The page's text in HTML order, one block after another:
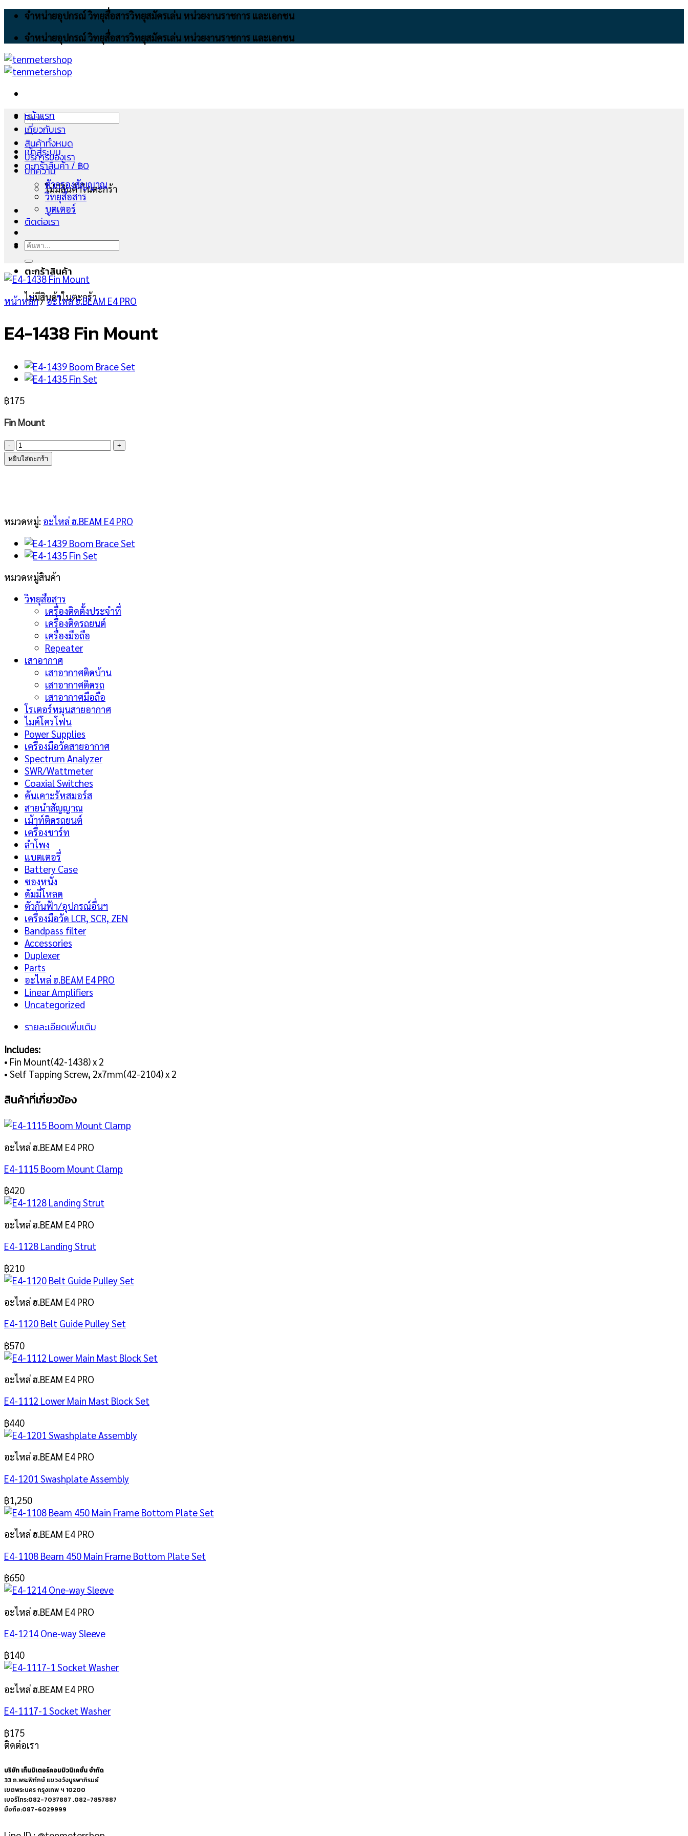
Skip
content
จำหน่ายอุปกรณ์ วิทยุสื่อสารวิทยุสมัครเล่น หน่วยงานราชการ และเอกชน
จำหน่ายอุปกรณ์ วิทยุสื่อสารวิทยุสมัครเล่น หน่วยงานราชการ และเอกชน
ค้นหา:
เข้าสู่ระบบ
ตะกร้าสินค้า /฿0
ไม่มีสินค้าในตะกร้า
ตะกร้าสินค้า
ไม่มีสินค้าในตะกร้า
หน้าแรก
เกี่ยวกับเรา
สินค้าทั้งหมด
บริการของเรา
บทความ
ตัวกรองสัญญาณ
วิทยุสื่อสาร
บูตเตอร์
ติดต่อเรา
ค้นหา:
หน้าหลัก/อะไหล่ ฮ.BEAM E4 PRO
E4-1438 Fin Mount
฿175
Fin Mount
จำนวน
E4-
1438
หยิบใส่ตะกร้า
หมวดหมู่: อะไหล่ ฮ.BEAM E4 PRO
หมวดหมู่สินค้า
วิทยุสือสาร
เครื่องติดตั้งประจำที่
เครื่องติดรถยนต์
เครื่องมือถือ
Repeater
เสาอากาศ
เสาอากาศติดบ้าน
เสาอากาศติดรถ
เสาอากาศมือถือ
โรเตอร์หมุนสายอากาศ
ไมค์โครโฟน
Power Supplies
เครื่องมือวัดสายอากาศ
Spectrum Analyzer
SWR/Wattmeter
Coaxial Switches
คันเคาะรัหสมอร์ส
สายนำสัญญาณ
เม้าท์ติดรถยนต์
เครื่องชาร์ท
ลำโพง
แบตเตอรี่
Battery Case
ซองหนัง
ดัมมี่โหลด
ตัวกันฟ้า/อุปกรณ์อื่นฯ
เครื่องมือวัด LCR, SCR, ZEN
Bandpass filter
Accessories
Duplexer
Parts
อะไหล่ ฮ.BEAM E4 PRO
Linear Amplifiers
Uncategorized
รายละเอียดเพิ่มเติม
Includes:
• Fin Mount(42-1438) x 2
• Self Tapping Screw, 2x7mm(42-2104) x 2
สินค้าที่เกี่ยวข้อง
อะไหล่ ฮ.BEAM E4 PRO
E4-1115 Boom Mount Clamp
฿420
อะไหล่ ฮ.BEAM E4 PRO
E4-1128 Landing Strut
฿210
อะไหล่ ฮ.BEAM E4 PRO
E4-1120 Belt Guide Pulley Set
฿570
อะไหล่ ฮ.BEAM E4 PRO
E4-1112 Lower Main Mast Block Set
฿440
อะไหล่ ฮ.BEAM E4 PRO
E4-1201 Swashplate Assembly
฿1,250
อะไหล่ ฮ.BEAM E4 PRO
E4-1108 Beam 450 Main Frame Bottom Plate Set
฿650
อะไหล่ ฮ.BEAM E4 PRO
E4-1214 One-way Sleeve
฿140
อะไหล่ ฮ.BEAM E4 PRO
E4-1117-1 Socket Washer
฿175
ติดต่อเรา
บริษัท เท็นมิเตอร์คอมมิวนิเคชั่น จำกัด
33 ถ.พระพิทักษ์ แขวงวังบูรพาภิรมย์
เขตพระนคร กรุงเทพ ฯ 10200
เบอร์โทร:082-7037887 ,082-7857887
มือถือ:087-6029999